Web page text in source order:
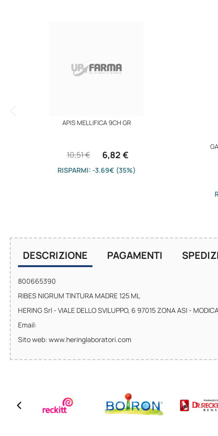
APIS MELLIFICA 9CH GR
6,82 €
10,51 €
RISPARMI: -3.69€ (35%)
DESCRIZIONE
800665390
RIBES NIGRUM TINTURA MADRE 125 ML
HERING Srl - VIALE DELLO SVILUPPO, 6 97015 ZONA ASI -
Email:
Sito web: www.heringlaboratori.com
PAGAMENTI